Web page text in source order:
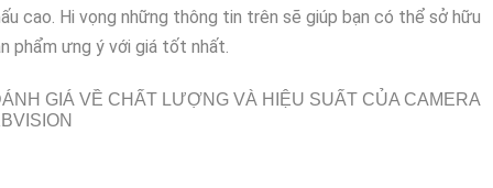
cao. Hi vọng những thông tin trên sẽ giúp bạn có thể sở hữu
phẩm ưng ý với giá tốt nhất.
GIÁ VỀ CHẤT LƯỢNG VÀ HIỆU SUẤT CỦA CAMERA